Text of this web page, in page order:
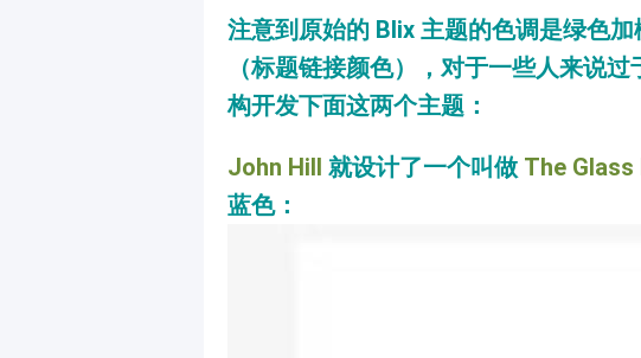
注意到原始的 Blix 主题的色调是绿色
（标题链接颜色），对于一些人来说
构开发下面这两个主题：
John Hill 就设计了一个叫做 The Glass
蓝色：